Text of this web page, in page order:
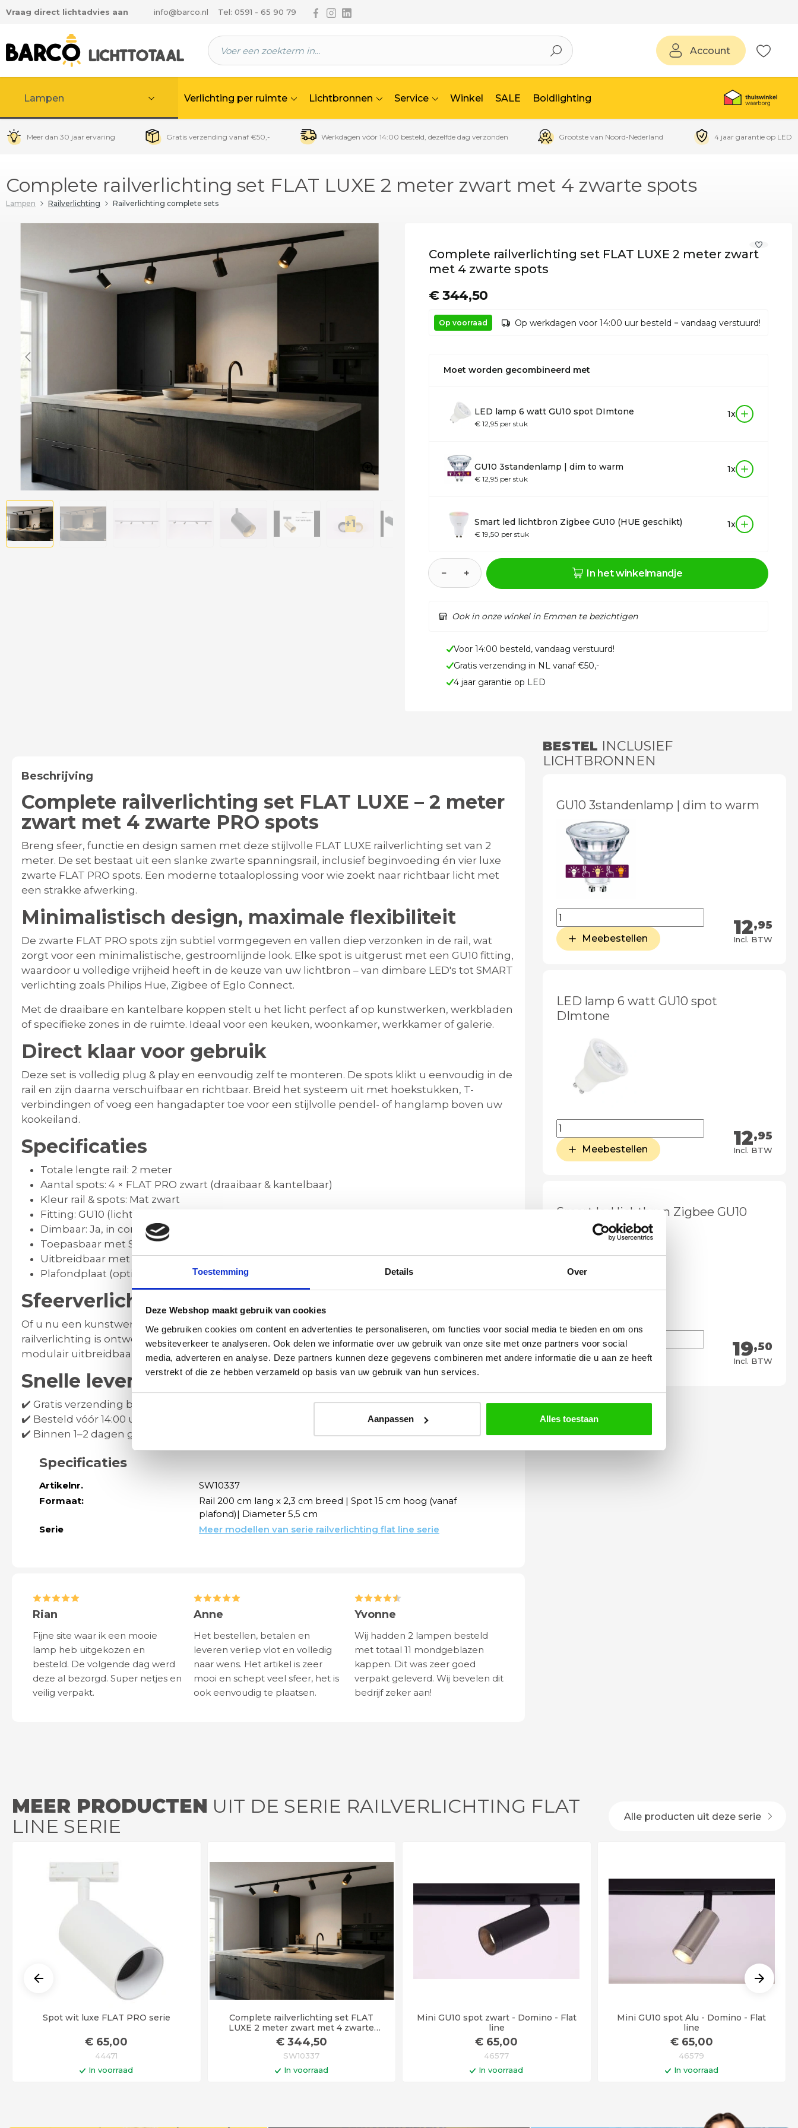
Toestemming Details Over
Deze Webshop maakt gebruik van cookies
We gebruiken cookies om content en advertenties te personaliseren, om functies voor social media te bieden en om ons
websiteverkeer te analyseren. Ook delen we informatie over uw gebruik van onze site met onze partners voor social
media, adverteren en analyse. Deze partners kunnen deze gegevens combineren met andere informatie die u aan ze heeft
verstrekt of die ze hebben verzameld op basis van uw gebruik van hun services.
Aanpassen Alles toestaan
hoofdinhoud
Vraag direct lichtadvies aan info@barco.nl Tel: 0591 - 65 90 79 Volg ons via Facebook
Volg ons via Instagram
Volg ons via Linkedin
Account
Lampen Verlichting per ruimte Lichtbronnen Service Winkel SALE Boldlighting
Meer dan 30 jaar ervaring Gratis verzending vanaf €50,- Werkdagen vóór 14:00 besteld, dezelfde dag verzonden Grootste van Noord-Nederland 4 jaar garantie op LED
Complete railverlichting set FLAT LUXE 2 meter zwart met 4 zwarte spots
Lampen Railverlichting Railverlichting complete sets
Complete railverlichting set FLAT LUXE 2 meter zwart
met 4 zwarte spots
€ 344,50
Op voorraad Op werkdagen voor 14:00 uur besteld = vandaag verstuurd!
Moet worden gecombineerd met
LED lamp 6 watt GU10 spot DImtone
€ 12,95 per stuk
1x
GU10 3standenlamp | dim to warm
€ 12,95 per stuk
1x
Smart led lichtbron Zigbee GU10 (HUE geschikt)
€ 19,50 per stuk
1x
− + In het winkelmandje
Ook in onze winkel in Emmen te bezichtigen
Voor 14:00 besteld, vandaag verstuurd!
Gratis verzending in NL vanaf €50,-
4 jaar garantie op LED
Beschrijving
Complete railverlichting set FLAT LUXE – 2 meter
zwart met 4 zwarte PRO spots
Breng sfeer, functie en design samen met deze stijlvolle FLAT LUXE railverlichting set van 2
meter. De set bestaat uit een slanke zwarte spanningsrail, inclusief beginvoeding én vier luxe
zwarte FLAT PRO spots. Een moderne totaaloplossing voor wie zoekt naar richtbaar licht met
een strakke afwerking.
Minimalistisch design, maximale flexibiliteit
De zwarte FLAT PRO spots zijn subtiel vormgegeven en vallen diep verzonken in de rail, wat
zorgt voor een minimalistische, gestroomlijnde look. Elke spot is uitgerust met een GU10 fitting,
waardoor u volledige vrijheid heeft in de keuze van uw lichtbron – van dimbare LED's tot SMART
verlichting zoals Philips Hue, Zigbee of Eglo Connect.
Met de draaibare en kantelbare koppen stelt u het licht perfect af op kunstwerken, werkbladen
of specifieke zones in de ruimte. Ideaal voor een keuken, woonkamer, werkkamer of galerie.
Direct klaar voor gebruik
Deze set is volledig plug & play en eenvoudig zelf te monteren. De spots klikt u eenvoudig in de
rail en zijn daarna verschuifbaar en richtbaar. Breid het systeem uit met hoekstukken, T-
verbindingen of voeg een hangadapter toe voor een stijlvolle pendel- of hanglamp boven uw
kookeiland.
Specificaties
Totale lengte rail : 2 meter
Aantal spots: 4 × FLAT PRO zwart (draaibaar & kantelbaar)
Kleur rail & spots: Mat zwart
Fitting: GU10 (lichtbronnen niet inbegrepen)
Dimbaar: Ja, in combinatie met een geschikte LED-dimmer of 3-standen lamp
Toepasbaar met SMART lampen
Uitbreidbaar met bochten, T-stukken, extra railstukken en hangadapters
Plafondplaat (optioneel)
voor afwerking van het stroompunt
Sfeerverlichting met slimme opties
Of u nu een kunstwerk wilt uitlichten of de juiste sfeer wilt creëren boven uw eettafel – deze
railverlichting is ontworpen voorpraktisch gemak met visuele impact. Perfect dimbaar,
modulair uitbreidbaar en geschikt voor moderne lichttechnologie.
Snelle levering & gratis verzending
✔️ Gratis verzending binnen Nederland en België
✔️ Besteld vóór 14:00 uur op een werkdag =
✔️ Binnen 1–2 dagen geleverd (indien op voorraad)
Specificaties
Artikelnr.
SW10337
Formaat:
Rail 200 cm lang x 2,3 cm breed | Spot 15 cm hoog (vanaf
plafond)| Diameter 5,5 cm
Serie
Meer modellen van serie railverlichting flat line serie
Rian
Fijne site waar ik een mooie
lamp heb uitgekozen en
besteld. De volgende dag werd
deze al bezorgd. Super netjes en
veilig verpakt.
Anne
Het bestellen, betalen en
leveren verliep vlot en volledig
naar wens. Het artikel is zeer
mooi en schept veel sfeer, het is
ook eenvoudig te plaatsen.
Yvonne
Wij hadden 2 lampen besteld
met totaal 11 mondgeblazen
kappen. Dit was zeer goed
verpakt geleverd. Wij bevelen dit
bedrijf zeker aan!
BESTEL INCLUSIEF
LICHTBRONNEN
GU10 3standenlamp | dim to warm
12,95
Incl. BTW
Meebestellen
LED lamp 6 watt GU10 spot
DImtone
12,95
Incl. BTW
Meebestellen
Smart led lichtbron Zigbee GU10
(HUE geschikt)
19,50
Incl. BTW
Meebestellen
MEER PRODUCTEN UIT DE SERIE RAILVERLICHTING FLAT
LINE SERIE
Alle producten uit deze serie
Spot wit luxe FLAT PRO serie
€ 65,00
44471
In voorraad
Complete railverlichting set FLAT
LUXE 2 meter zwart met 4 zwarte
spots
€344,50
SW10337
In voorraad
Mini GU10 spot zwart - Domino - Flat
line
€ 65,00
46577
In voorraad
Mini GU10 spot Alu - Domino - Flat
line
€65,00
46579
In voorraad
Op werkdagen voor 14:00 uur besteld =
vandaag verstuurd!